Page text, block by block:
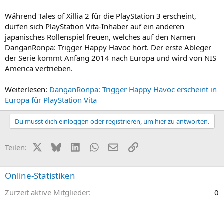
Während Tales of Xillia 2 für die PlayStation 3 erscheint,
dürfen sich PlayStation Vita-Inhaber auf ein anderen
japanisches Rollenspiel freuen, welches auf den Namen
DanganRonpa: Trigger Happy Havoc hört. Der erste Ableger
der Serie kommt Anfang 2014 nach Europa und wird von NIS
America vertrieben.
Weiterlesen: DanganRonpa: Trigger Happy Havoc erscheint in
Europa für PlayStation Vita
Du musst dich einloggen oder registrieren, um hier zu antworten.
Teilen: X (Twitter)
BlueskyLinkedInWhatsApp
E-MailLink
Online-Statistiken
Zurzeit aktive Mitglieder
0